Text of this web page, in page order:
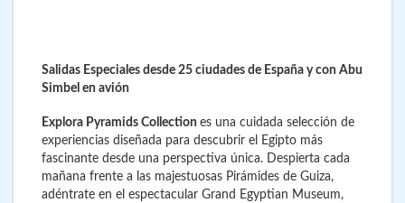
Salidas Especiales desde 25 ciudades de España y con Abu
Simbel en avión
Explora Pyramids Collection es una cuidada selección de
experiencias diseñada para descubrir el Egipto más
fascinante desde una perspectiva única. Despierta cada
mañana frente a las majestuosas Pirámides de Guiza,
adéntrate en el espectacular Grand Egyptian Museum,